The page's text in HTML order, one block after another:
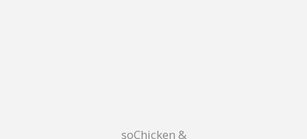
soChicken &